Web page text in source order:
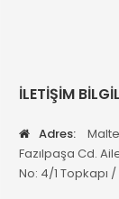
İLETİŞİM
Adres:
Fazılpaşa Cd.
No: 4/1 Topkapı /